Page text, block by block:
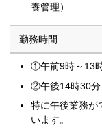
養管理）
勤務時間
①午前9時～13
②午後14時30分
特に午後業務が
います。